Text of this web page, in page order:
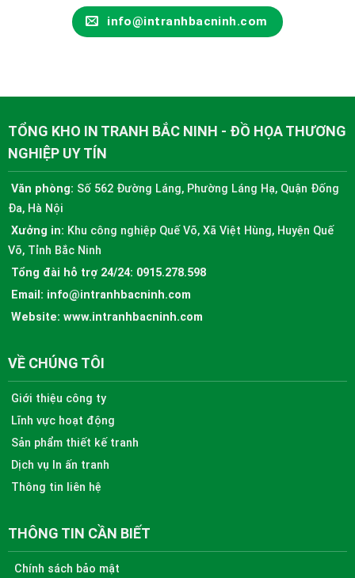
info@intranhbacninh.com
TỔNG KHO IN TRANH BẮC NINH - ĐỒ HỌA THƯƠNG
NGHIỆP UY TÍN
Văn phòng: Số 562 Đường Láng, Phường Láng Hạ, Quận Đống
Đa, Hà Nội
Xưởng in: Khu công nghiệp Quế Võ, Xã Việt Hùng, Huyện Quế
Võ, Tỉnh Bắc Ninh
Tổng đài hỗ trợ 24/24: 0915.278.598
Email: info@intranhbacninh.com
Website: www.intranhbacninh.com
VỀ CHÚNG TÔI
Giới thiệu công ty
Lĩnh vực hoạt động
Sản phẩm thiết kế tranh
Dịch vụ In ấn tranh
Thông tin liên hệ
THÔNG TIN CẦN BIẾT
Chính sách bảo mật